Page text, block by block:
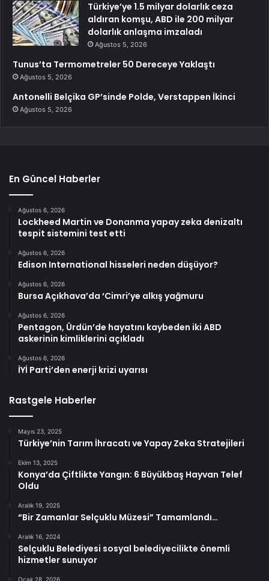
Türkiye’ye 1.5 milyar dolarlık ceza
aldıran komşu, ABD ile 200 milyar
dolarlık anlaşma imzaladı
Ağustos 5, 2026
Tunus’ta Termometreler 50 Dereceye Yaklaştı
Ağustos 5, 2026
Antonelli Belçika GP’sinde Polde, Verstappen İkinci
Ağustos 5, 2026
En Güncel Haberler
Ağustos 6, 2026
Lockheed Martin ve Donanma yapay zeka denizaltı
tespit sistemini test etti
Ağustos 6, 2026
Edison International hisseleri neden düşüyor?
Ağustos 6, 2026
Bursa Açıkhava’da ‘Cimri’ye alkış yağmuru
Ağustos 6, 2026
Pentagon, Ürdün’de hayatını kaybeden iki ABD
askerinin kimliklerini açıkladı
Ağustos 6, 2026
İYİ Parti’den enerji krizi uyarısı
Rastgele Haberler
Mayıs 23, 2025
Türkiye’nin Tarım İhracatı ve Yapay Zeka Stratejileri
Ekim 13, 2025
Konya’da Çiftlikte Yangın: 6 Büyükbaş Hayvan Telef
Oldu
Aralık 19, 2025
“Bir Zamanlar Selçuklu Müzesi” Tamamlandı…
Aralık 16, 2024
Selçuklu Belediyesi sosyal belediyecilikte önemli
hizmetler sunuyor
Ocak 28, 2026